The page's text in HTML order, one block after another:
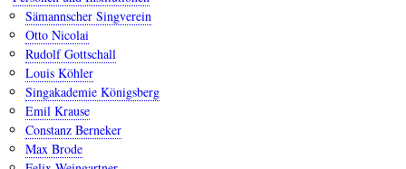
Sämannscher Singverein
Otto Nicolai
Rudolf Gottschall
Louis Köhler
Singakademie Königsberg
Emil Krause
Constanz Berneker
Max Brode